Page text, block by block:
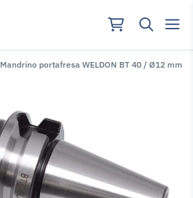
Mandrino portafresa WELDON BT 40 / Ø12 mm